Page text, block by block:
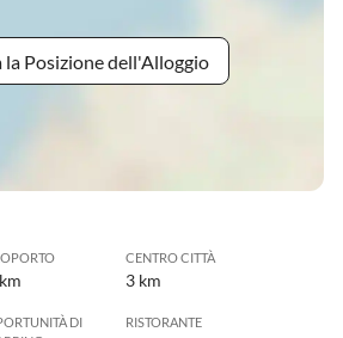
Posizione dell'Alloggio
CENTRO CITTÀ
3 km
DI
RISTORANTE